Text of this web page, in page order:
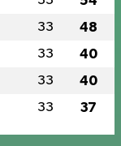
33 48
33 40
33 40
33 37